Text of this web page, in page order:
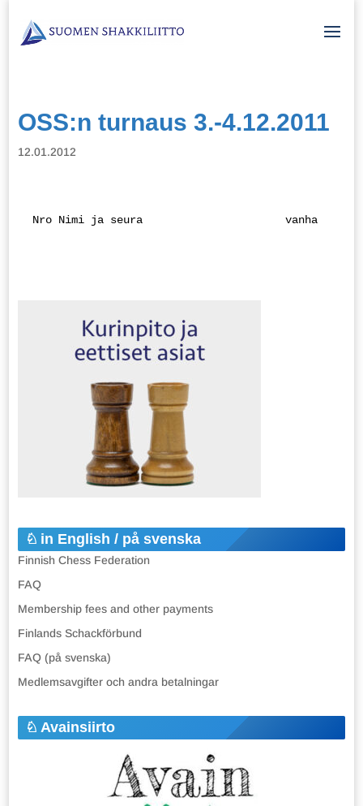
OSS:n turnaus 3.-4.12.2011
12.01.2012
Nro Nimi ja seura                      vanha     1
in English / på svenska
Finnish Chess Federation
FAQ
Membership fees and other payments
Finlands Schackförbund
FAQ (på svenska)
Medlemsavgifter och andra betalningar
Avainsiirto